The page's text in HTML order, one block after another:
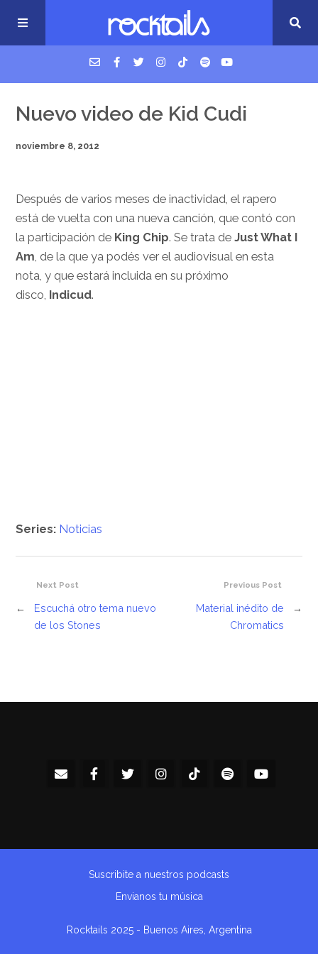
USM Podcast
Cigarrillos en la cama
Música nueva
Nuevo video de Kid Cudi
noviembre 8, 2012
Después de varios meses de inactividad, el rapero
está de vuelta con una nueva canción, que contó con
la participación de King Chip. Se trata deJust What I
Am, de la que ya podés ver el audiovisual en esta
nota, y que estará incluida en su próximo
disco, Indicud.
Series: Noticias
Previous Post
Material inédito de
Chromatics
→
Next Post
←
Escuchá otro tema nuevo
de los Stones
Rocktails 2025 - Buenos Aires, Argentina
Suscribite a nuestros podcasts
Envianos tu música